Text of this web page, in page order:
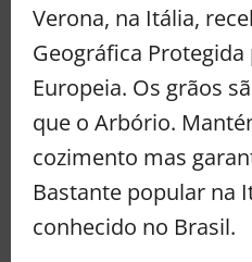
Verona, na Itália,
Geográfica Protegida
Europeia. Os grãos
que o Arbório.
cozimento mas
Bastante popular na
conhecido no Brasil.